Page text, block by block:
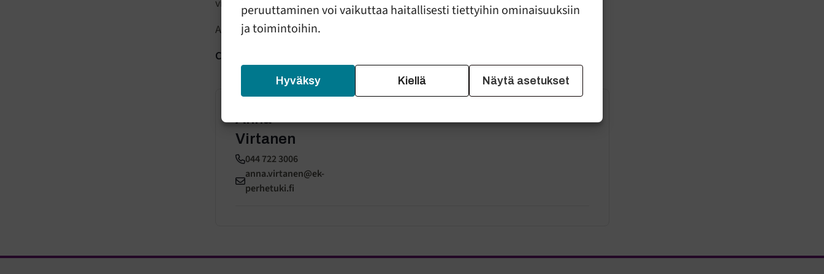
peruuttaminen voi vaikuttaa haitallisesti tiettyihin ominaisuuksiin
ja toimintoihin.
Hyväksy Kiellä Näytä asetukset
violent relationships.
All of our services are free of charge.
Contact
Anna
Virtanen
044 722 3006
anna.virtanen@ek-
perhetuki.fi